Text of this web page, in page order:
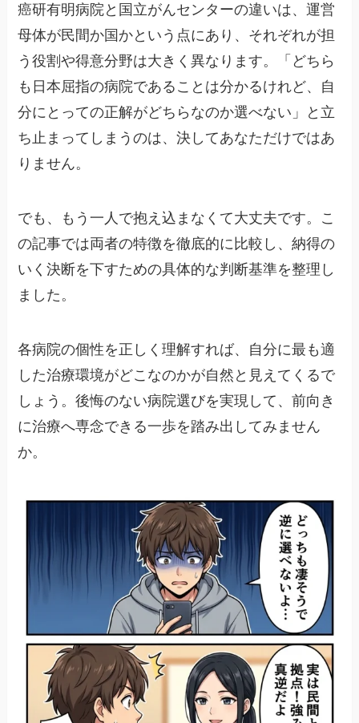
癌研有明病院と国立がんセンターの違いは、運営
母体が民間か国かという点にあり、それぞれが担
う役割や得意分野は大きく異なります。「どちら
も日本屈指の病院であることは分かるけれど、自
分にとっての正解がどちらなのか選べない」と立
ち止まってしまうのは、決してあなただけではあ
りません。
でも、もう一人で抱え込まなくて大丈夫です。こ
の記事では両者の特徴を徹底的に比較し、納得の
いく決断を下すための具体的な判断基準を整理し
ました。
各病院の個性を正しく理解すれば、自分に最も適
した治療環境がどこなのかが自然と見えてくるで
しょう。後悔のない病院選びを実現して、前向き
に治療へ専念できる一歩を踏み出してみません
か。